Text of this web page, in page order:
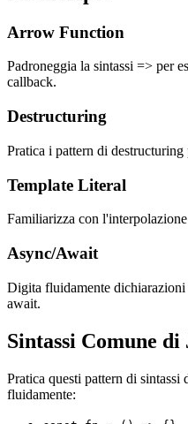
Arrow Function
Padroneggia la sintassi => per
callback.
Destructuring
Pratica i pattern di destructuring
Template Literal
Familiarizza con
Async/Await
Digita fluidamente
await.
Sintassi Comune
Pratica questi pattern di sintassi
fluidamente: